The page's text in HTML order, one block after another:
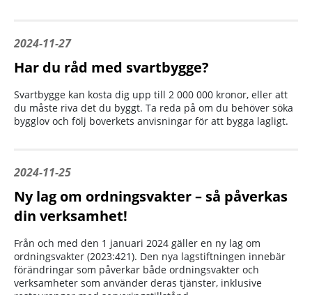
2024-11-27
Har du råd med svartbygge?
Svartbygge kan kosta dig upp till 2 000 000 kronor, eller att
du måste riva det du byggt. Ta reda på om du behöver söka
bygglov och följ boverkets anvisningar för att bygga lagligt.
2024-11-25
Ny lag om ordningsvakter – så påverkas
din verksamhet!
Från och med den 1 januari 2024 gäller en ny lag om
ordningsvakter (2023:421). Den nya lagstiftningen innebär
förändringar som påverkar både ordningsvakter och
verksamheter som använder deras tjänster, inklusive